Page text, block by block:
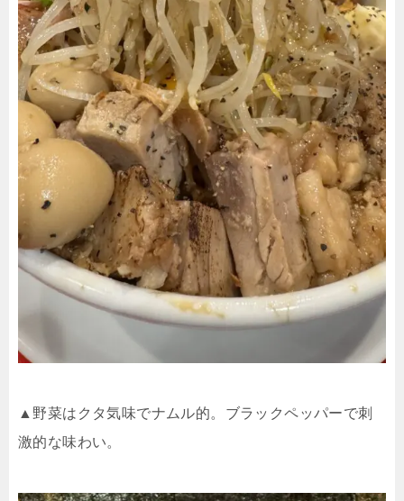
▲野菜はクタ気味でナムル的。ブラックペッパーで刺
激的な味わい。